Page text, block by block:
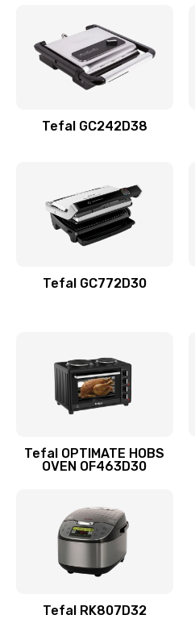
Tefal GC242D38
Tefal GC772D30
Tefal OPTIMATE HOBS
OVEN OF463D30
Tefal RK807D32